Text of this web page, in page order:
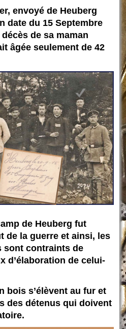
envoyé de Heuberg
date du 15 Septembre
de sa maman
âgée seulement de 42
de Heuberg fut
de la guerre et ainsi, les
sont contraints de
d’élaboration de celui-
bois s’élèvent au fur et
des détenus qui doivent